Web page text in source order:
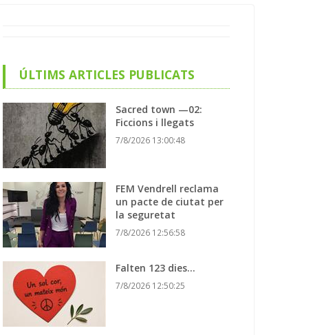
ÚLTIMS ARTICLES PUBLICATS
Sacred town —02:
Ficcions i llegats
7/8/2026 13:00:48
FEM Vendrell reclama
un pacte de ciutat per
la seguretat
7/8/2026 12:56:58
Falten 123 dies…
7/8/2026 12:50:25